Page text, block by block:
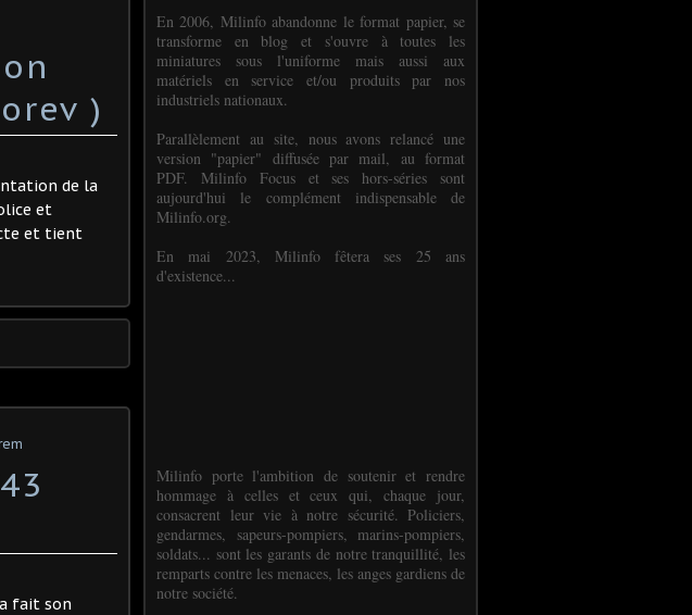
)
de la
et
et tient
fait son
En 2006, Milinfo abandonne le format papier, se
transforme en blog et s'ouvre à toutes les
miniatures sous l'uniforme mais aussi aux
matériels en service et/ou produits par nos
industriels nationaux.
Parallèlement au site, nous avons relancé une
version "papier" diffusée par mail, au format
PDF. Milinfo Focus et ses hors-séries sont
aujourd'hui le complément indispensable de
Milinfo.org.
En mai 2023, Milinfo fêtera ses 25 ans
d'existence...
Milinfo porte l'ambition de soutenir et rendre
hommage à celles et ceux qui, chaque jour,
consacrent leur vie à notre sécurité. Policiers,
gendarmes, sapeurs-pompiers, marins-pompiers,
soldats... sont les garants de notre tranquillité, les
remparts contre les menaces, les anges gardiens de
notre société.